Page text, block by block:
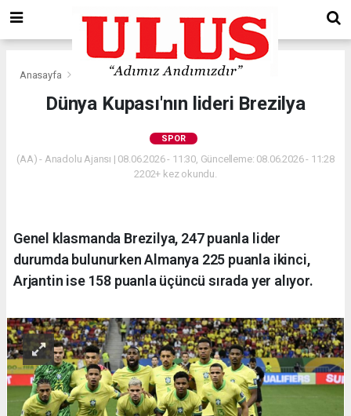
Anasayfa
Dünya Kupası'nın lideri Brezilya
SPOR
(AA) - Anadolu Ajansı | 08.06.2026 - 11:30, Güncelleme: 08.06.2026 - 11:28
2202+ kez okundu.
Genel klasmanda Brezilya, 247 puanla lider
durumda bulunurken Almanya 225 puanla ikinci,
Arjantin ise 158 puanla üçüncü sırada yer alıyor.